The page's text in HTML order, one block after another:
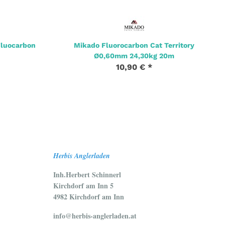
Mikado Fluorocarbon Cat Territory
Ø0,60mm 24,30kg 20m
10,90 € *
Herbis Anglerladen
Inh.Herbert Schinnerl
Kirchdorf am Inn 5
4982 Kirchdorf am Inn
info@herbis-anglerladen.at